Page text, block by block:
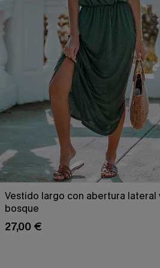
Vestido largo con abertura lateral
bosque
27,00 €